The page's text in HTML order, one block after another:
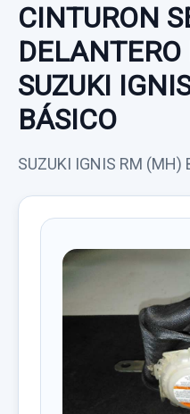
CINTURON
DELANTERO
SUZUKI
BÁSICO
SUZUKI IGNIS RM (MH)